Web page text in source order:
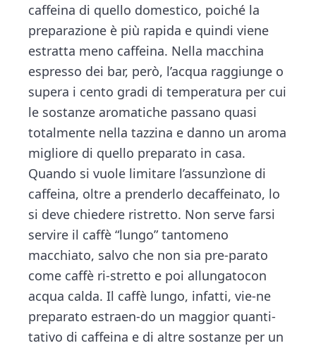
caffeina di quello domestico, poiché la
preparazione è più rapida e quindi viene
estratta meno caffeina. Nella macchina
espresso dei bar, però, l’acqua raggiunge o
supera i cento gradi di temperatura per cui
le sostanze aromatiche passano quasi
totalmente nella tazzina e danno un aroma
migliore di quello preparato in casa.
Quando si vuole limitare l’assunzìone di
caffeina, oltre a prenderlo decaffeinato, lo
si deve chiedere ristretto. Non serve farsi
servire il caffè “lungo” tantomeno
macchiato, salvo che non sia pre-parato
come caffè ri-stretto e poi allungatocon
acqua calda. Il caffè lungo, infatti, vie-ne
preparato estraen-do un maggior quanti-
tativo di caffeina e di altre sostanze per un